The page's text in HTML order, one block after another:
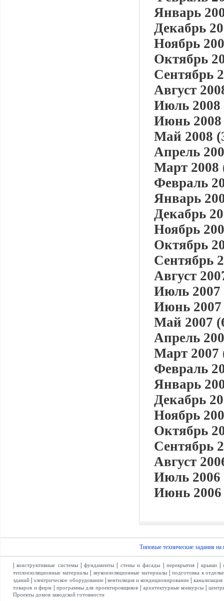
Январь
Декабрь
Ноябрь
Октябрь
Сентябрь
Август
Июль 2008
Июнь 2008
Май 2008
Апрель
Март 2008
Февраль
Январь
Декабрь
Ноябрь
Октябрь
Сентябрь
Август
Июль 2007
Июнь 2007
Май 2007
Апрель
Март 2007
Февраль
Январь
Декабрь
Ноябрь
Октябрь
Сентябрь
Август
Июль 2006
Июнь 2006
Типовые технические задания на
|конструктивные системы|фундаменты стены и фасады перекрытия| крыши|
теплоизоляционные материалы| звукоизоляционные материалы|
подготовка к отделке
зданий |электрическое оборудование| вентиляция и кондиционирование канализация
товаров и фирм программы для проектировщиков архитектурные конкурсы
Проекты домов заводской готовности